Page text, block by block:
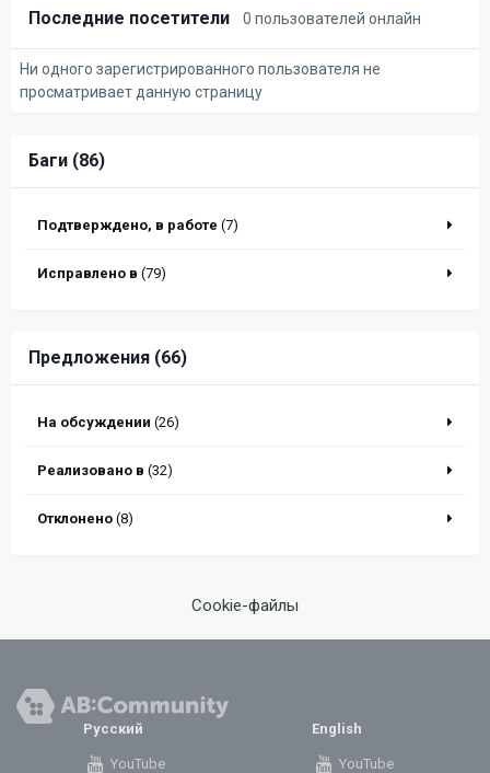
Последние посетители 0 пользователей онлайн
Ни одного зарегистрированного пользователя не
просматривает данную страницу
Баги (86)
Подтверждено, в работе (7)
Исправлено в (79)
Предложения (66)
На обсуждении (26)
Реализовано в (32)
Отклонено (8)
Cookie-файлы
Русский
YouTube
English
YouTube